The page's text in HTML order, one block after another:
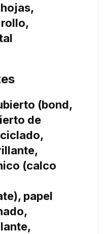
(bond,
de
(calco
papel